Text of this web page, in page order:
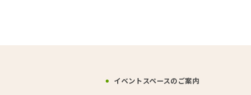
イベントスペースのご案内